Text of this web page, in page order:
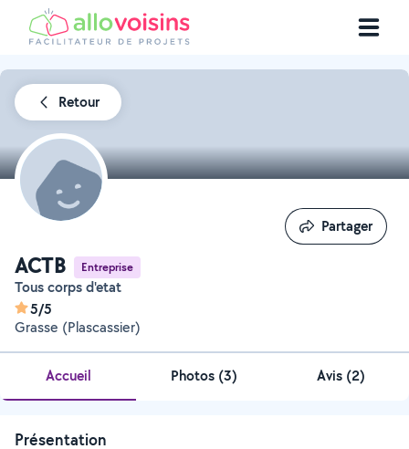
Retour
ACTB Entreprise
Tous corps d'etat
5/5
Grasse (Plascassier)
Partager
Partager
Accueil Photos (3) Avis (2)
Présentation